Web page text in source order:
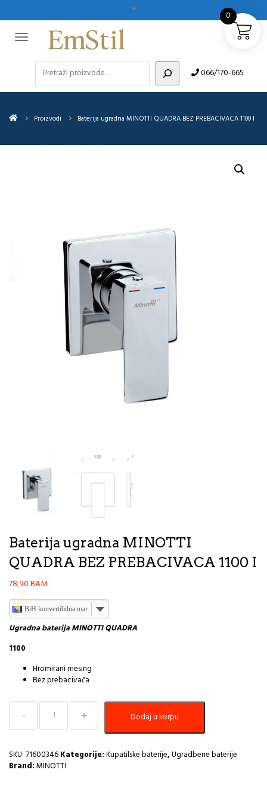
066/170-665
Proizvodi Baterija ugradna MINOTTI QUADRA BEZ PREBACIVACA 1100 I
Baterija ugradna MINOTTI
QUADRA BEZ PREBACIVACA 1100 I
78,90BAM
BiH konvertibilna marka
Ugradna baterija MINOTTI QUADRA
1100
Hromirani mesing
Bez prebacivača
Baterija
ugradna
MINOTTI
BEZ
PREBACIVACA
Dodaj u korpu
SKU:71600346Kategorije:Kupatilske baterije,Ugradbene baterije
Brand:MINOTTI
0